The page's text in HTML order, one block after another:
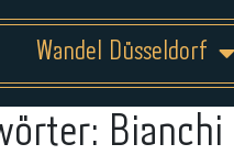
Wandel Düsseldorf
Bianchi